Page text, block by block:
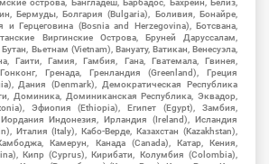
острова, Бангладеш, Барбадос, Бахрейн, Белиз,
Бермуды, Болгария (Bulgaria), Боливия, Бонайре,
Герцеговина (Bosnia and Herzegovina), Ботсвана,
Виргинские Острова, Бруней Даруссалам,
Вьетнам (Vietnam), Вануату, Ватикан, Венесуэла,
Гаити, Гамия, Гамбия, Гана, Гватемала, Гвинея,
Гренада, Гренландия (Greenland), Греция
Дания (Denmark), Демократическая Республика
Доминика, Доминиканская Республика, Эквадор,
Эфиопия (Ethiopia), Египет (Egypt), Замбия,
Индонезия, Ирландия (Ireland), Исландия
Италия (Italy), Кабо-Верде, Казахстан (Kazakhstan),
Камерун, Канада (Canada), Катар, Кения,
Кипр (Cyprus), Кирибати, Колумбия (Colombia),